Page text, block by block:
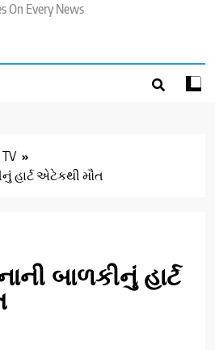
On Every News
હાર્ટ એટેકથી મૌત
બાળકીનું હાર્ટ